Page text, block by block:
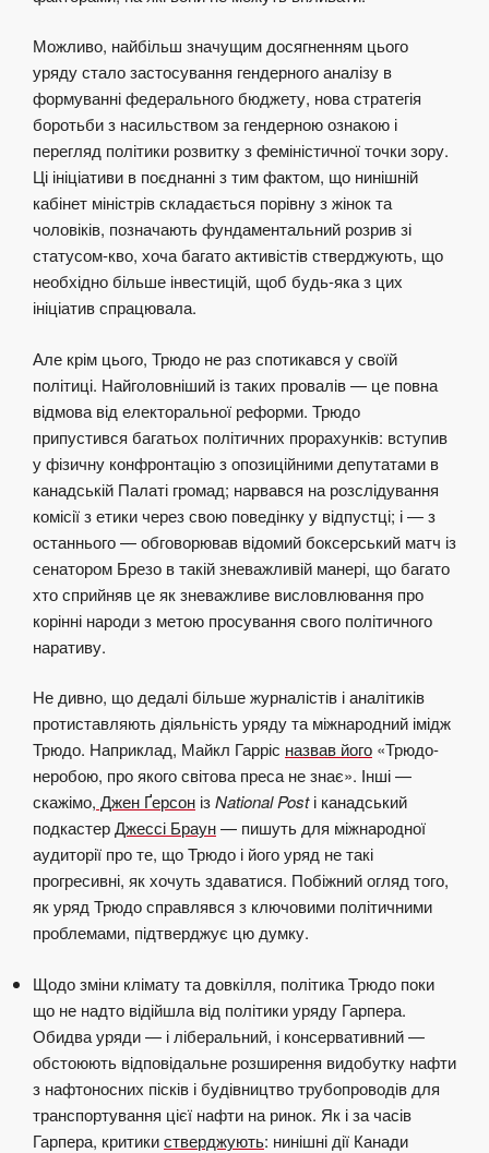
Можливо, найбільш значущим досягненням цього
уряду стало застосування гендерного аналізу в
формуванні федерального бюджету, нова стратегія
боротьби з насильством за гендерною ознакою і
перегляд політики розвитку з феміністичної точки зору.
Ці ініціативи в поєднанні з тим фактом, що нинішній
кабінет міністрів складається порівну з жінок та
чоловіків, позначають фундаментальний розрив зі
статусом-кво, хоча багато активістів стверджують, що
необхідно більше інвестицій, щоб будь-яка з цих
ініціатив спрацювала.
Але крім цього, Трюдо не раз спотикався у своїй
політиці. Найголовніший із таких провалів — це повна
відмова від електоральної реформи. Трюдо
припустився багатьох політичних прорахунків: вступив
у фізичну конфронтаціюз опозиційними депутатами в
канадській Палаті громад; нарвався на розслідування
комісії з етики через свою поведінку у відпустці; і — з
останнього — обговорював відомий боксерський матч із
сенатором Брезо в такій зневажливій манері, що багато
хто сприйняв це як зневажливе висловлювання про
корінні народи з метою просування свого політичного
наративу.
Не дивно, що дедалі більше журналістів і аналітиків
протиставляють діяльність уряду та міжнародний імідж
Трюдо. Наприклад, Майкл Гарріс назвав його «Трюдо-
неробою, про якого світова преса не знає». Інші —
скажімо, Джен Ґерсон ізNational Postі канадський
подкастерДжессі Браун— пишуть для міжнародної
аудиторії про те, що Трюдо і його уряд не такі
прогресивні, як хочуть здаватися. Побіжний огляд того,
як уряд Трюдо справлявся з ключовими політичними
проблемами, підтверджує цю думку.
Щодо зміни клімату та довкілля, політика Трюдо поки
що не надто відійшла від політики уряду Гарпера.
Обидва уряди — і ліберальний, і консервативний —
обстоюють відповідальне розширення видобутку нафти
з нафтоносних пісків і будівництво трубопроводів для
транспортування цієї нафти на ринок. Як і за часів
Гарпера, критикистверджують: нинішні дії Канади